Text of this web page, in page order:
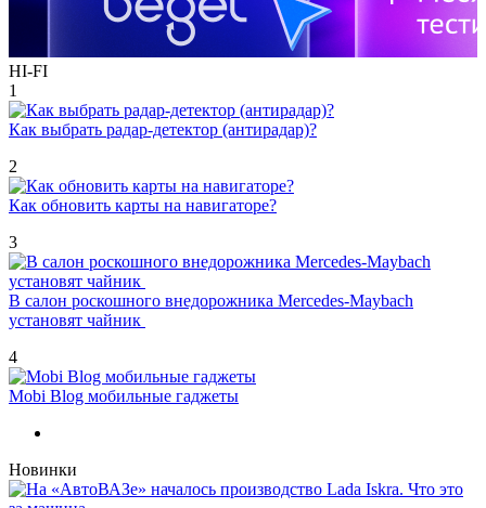
HI-FI
1
Как выбрать радар-детектор (антирадар)?
2
Как обновить карты на навигаторе?
3
В салон роскошного внедорожника Mercedes-Maybach
установят чайник
4
Mobi Blog мобильные гаджеты
Новинки